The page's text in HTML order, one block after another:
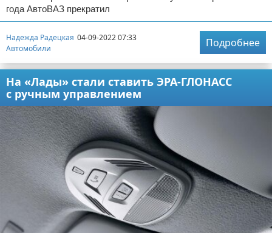
года АвтоВАЗ прекратил
Надежда Радецкая 04-09-2022 07:33
Автомобили
Подробнее
На «Лады» стали ставить ЭРА-ГЛОНАСС
с ручным управлением